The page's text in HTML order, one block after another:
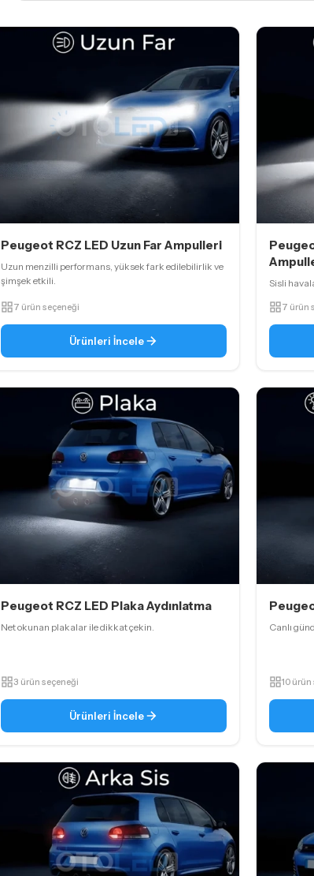
Peugeot RCZ LED Uzun Far Ampulleri
Uzun menzilli performans, yüksek fark edilebilirlik ve
şimşek etkili.
7 ürün seçeneği
Ürünleri İncele
Sisli
7 ürün
Peugeot RCZ LED Plaka Aydınlatma
Net okunan plakalar ile dikkat çekin.
3 ürün seçeneği
Ürünleri İncele
Canlı
10 ürün